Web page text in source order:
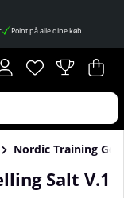
Point på alle dine køb
Ønskeliste
Antal på
. .
Nordic Training
Salt V.1